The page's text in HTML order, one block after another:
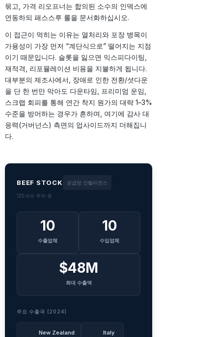
묶고, 가격 리오프너는 합의된 소수의 인덱스에
연동하되 패스스루 룰을 문서화하십시오.
이 접근이 먹히는 이유는 열처리와 포장 병목이
가용성이 가장 먼저 “계단식으로” 떨어지는 지점
이기 때문입니다. 슬롯을 잃으면 익스피다이팅,
재적격, 리포뮬레이션 비용을 지불하게 됩니다.
대부분의 제조사에서, 장애로 인한 전환/셧다운
을 단 한 번만 막아도 다운타임, 프리미엄 운임,
스크랩 회피를 통해 연간 착지 원가의 대략 1–3%
수준을 방어하는 경우가 흔하며, 여기에 감사 대
응력(거버넌스) 측면의 업사이드까지 더해집니
다.
BEEF STOCK 공급망 인텔리전스
125개국 추적 중
10
수출업체
10
수입업체
$48M
최대 수출액
주요 수출국 (2024)
New Zealand Italy